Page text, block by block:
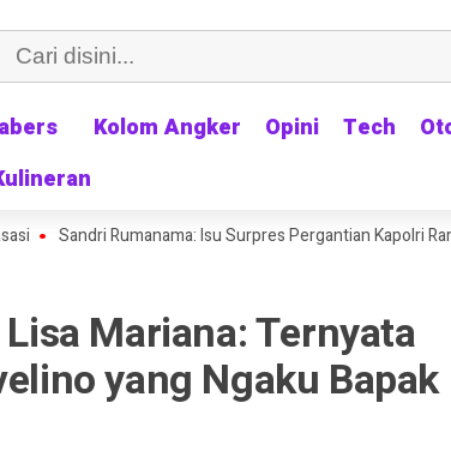
Kolom Angker Opini Tech
Kolom Angker Opini Tech
Rumanama: Isu Surpres Pergantian Kapolri Ramai
Mariana: Ternyata
yang Ngaku Bapak